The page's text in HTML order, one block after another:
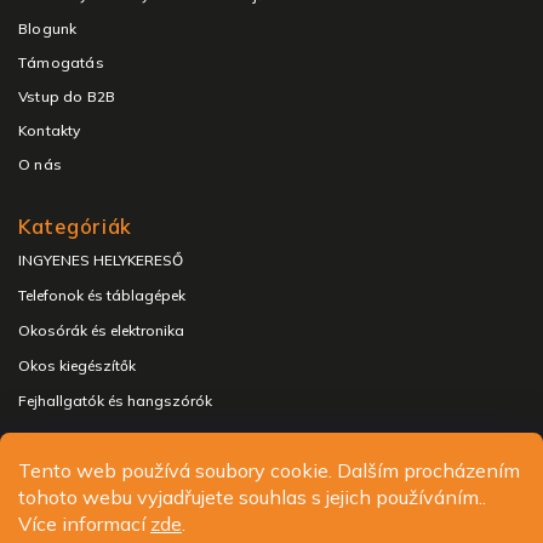
Tento web používá soubory cookie. Dalším procházením
tohoto webu vyjadřujete souhlas s jejich používáním..
Více informací zde.
Blogunk
Támogatás
Vstup do B2B
Kontakty
O nás
Kategóriák
INGYENES HELYKERESŐ
Telefonok és táblagépek
Okosórák és elektronika
Okos kiegészítők
Fejhallgatók és hangszórók
Copyright 2026ALIGATOR - telefony, chytré hodinky a
příslušenství